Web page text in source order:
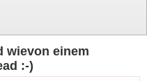
wievon einem
:-)